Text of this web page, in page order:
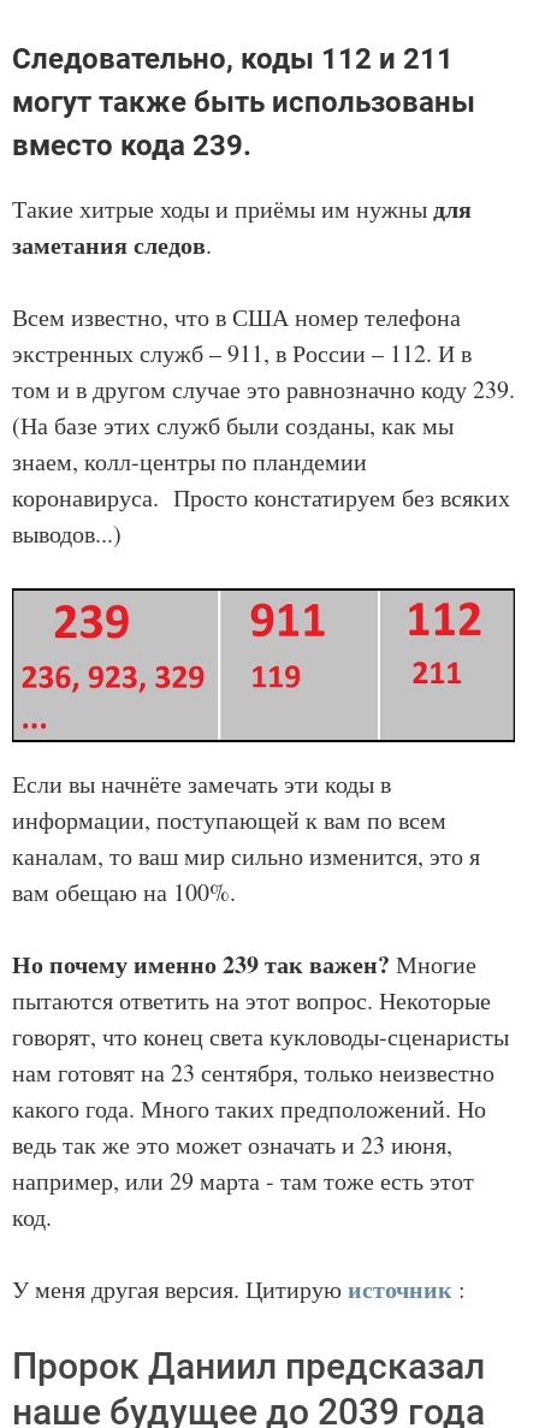
Следовательно, коды 112 и 211
могут также быть использованы
вместо кода 239.
Такие хитрые ходы и приёмы им нужныдля
заметания следов.
Всем известно, что в США номер телефона
экстренных служб – 911, в России – 112. И в
том и в другом случае это равнозначно коду 239.
(На базе этих служб были созданы, как мы
знаем, колл-центры по пландемии
коронавируса. Просто констатируем без всяких
выводов...)
Если вы начнёте замечать эти коды в
информации, поступающей к вам по всем
каналам, то ваш мир сильно изменится, это я
вам обещаю на 100%.
Но почему именно 239 так важен? Многие
пытаются ответить на этот вопрос. Некоторые
говорят, что конец света кукловоды-сценаристы
нам готовят на 23 сентября, только неизвестно
какого года. Много таких предположений. Но
ведь так же это может означать и 23 июня,
например, или 29 марта - там тоже есть этот
код.
У меня другая версия. Цитируюисточник :
Пророк Даниил предсказал
наше будущее до 2039 года